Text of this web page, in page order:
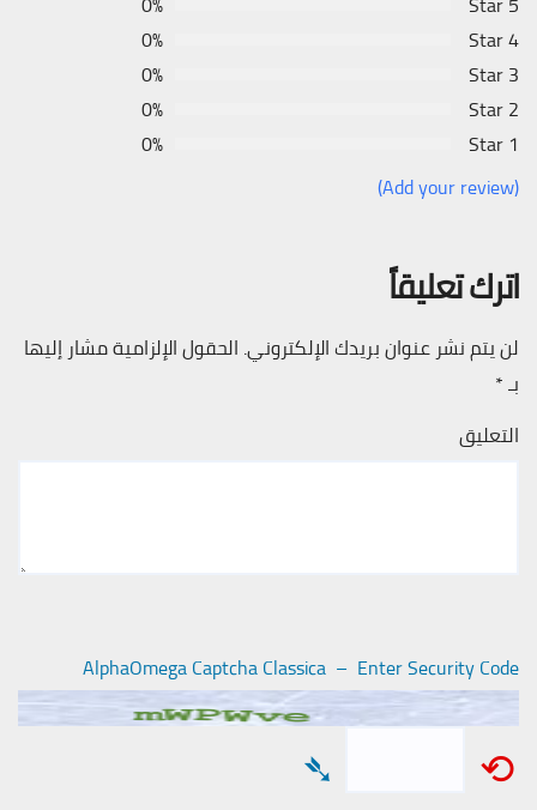
4 Star
0%
3 Star
0%
2 Star
0%
1 Star
0%
(Add your review)
اترك تعليقاً
لن يتم نشر عنوان بريدك الإلكتروني. الحقول الإلزامية مشار إليها
بـ*
التعليق
AlphaOmega Captcha Classica – Enter Security Code
⟲
➴